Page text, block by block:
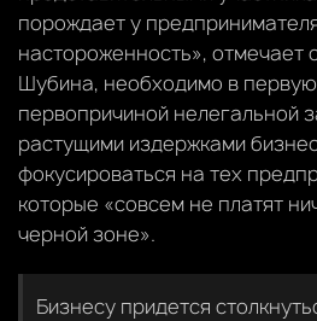
порождает у
настороженность»,
Шубина, необходимо в
первопричиной нелегальной
растущими издержками
фокусироваться на тех
которые «совсем не платят
черной зоне».
Бизнесу придется